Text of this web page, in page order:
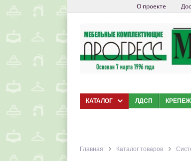
О проекте
КАТАЛОГ ЛДСП КРЕПЕЖ
Главная Каталог товаров